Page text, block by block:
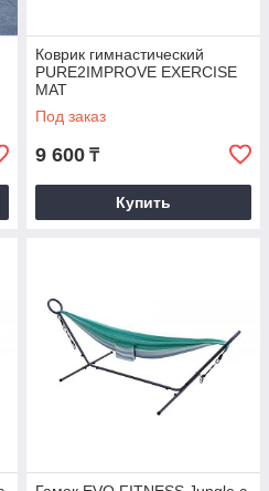
Коврик гимнастический
PURE2IMPROVE EXERCISE
MAT
Под заказ
9 600 ₸
Купить